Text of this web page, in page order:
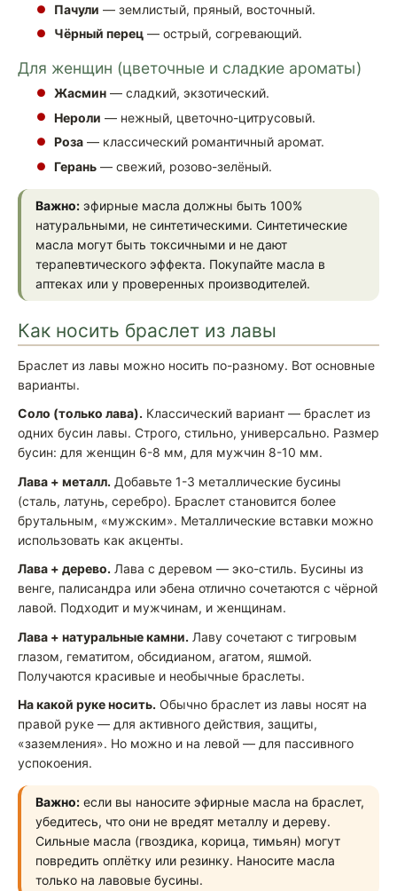
Пачули — землистый, пряный, восточный.
Чёрный перец — острый, согревающий.
Для женщин (цветочные и сладкие ароматы)
Жасмин — сладкий, экзотический.
Нероли — нежный, цветочно-цитрусовый.
Роза — классический романтичный аромат.
Герань — свежий, розово-зелёный.
Важно: эфирные масла должны быть 100%
натуральными, не синтетическими. Синтетические
масла могут быть токсичными и не дают
терапевтического эффекта. Покупайте масла в
аптеках или у проверенных производителей.
Как носить браслет из лавы
Браслет из лавы можно носить по-разному. Вот основные
варианты.
Соло (только лава). Классический вариант — браслет из
одних бусин лавы. Строго, стильно, универсально. Размер
бусин: для женщин 6-8 мм, для мужчин 8-10 мм.
Лава + металл. Добавьте 1-3 металлические бусины
(сталь, латунь, серебро). Браслет становится более
брутальным, «мужским». Металлические вставки можно
использовать как акценты.
Лава + дерево. Лава с деревом — эко-стиль. Бусины из
венге, палисандра или эбена отлично сочетаются с чёрной
лавой. Подходит и мужчинам, и женщинам.
Лава + натуральные камни. Лаву сочетают с тигровым
глазом, гематитом, обсидианом, агатом, яшмой.
Получаются красивые и необычные браслеты.
На какой руке носить. Обычно браслет из лавы носят на
правой руке — для активного действия, защиты,
«заземления». Но можно и на левой — для пассивного
успокоения.
Важно: если вы наносите эфирные масла на браслет,
убедитесь, что они не вредят металлу и дереву.
Сильные масла (гвоздика, корица, тимьян) могут
повредить оплётку или резинку. Наносите масла
только на лавовые бусины.